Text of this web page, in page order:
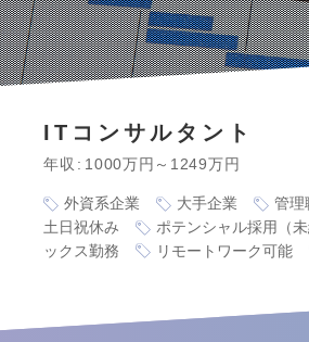
ITコンサルタント
年収 1000万円～1249万円
外資系企業 大手企業 管理
土日祝休み
ポテンシャル採用（未
ックス勤務
リモートワーク可能